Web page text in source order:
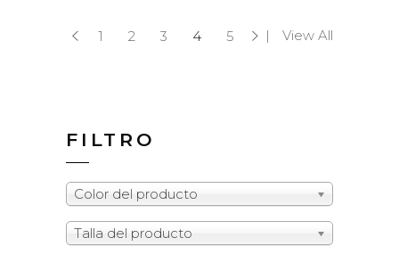
1 2 3 4 5 View All
FILTRO
Color del producto
Talla del producto